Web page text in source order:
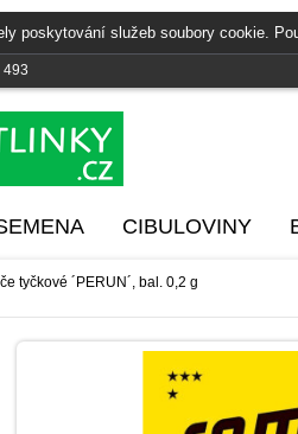
poskytování služeb soubory cookie.
493
CIBULOVINY
tyčkové ´PERUN´, bal. 0,2 g